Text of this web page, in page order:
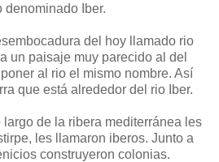
Iber.
del hoy llamado rio
un paisaje muy parecido al del
al rio el mismo nombre. Así
que está alrededor del rio Iber.
de la ribera mediterránea les
les llamaron iberos. Junto a
construyeron colonias.